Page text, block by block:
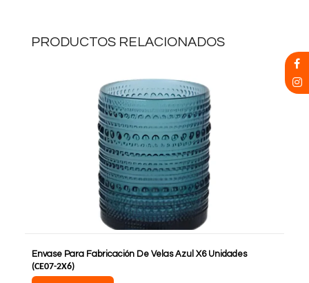
PRODUCTOS RELACIONADOS
Envase Para Fabricación De Velas Azul X6 Unidades
(CE07-2X6)